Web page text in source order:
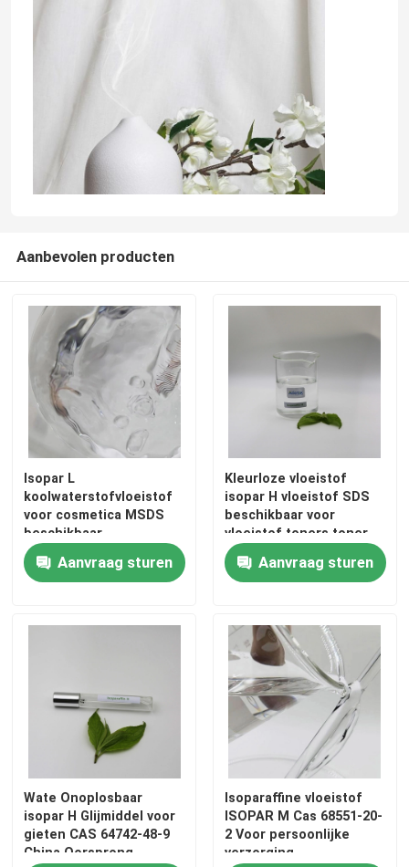
Huis
Producten
video's
Ongeveer ons
Contacteer ons
Gevallen
Aanbevolen producten
Isopar L
koolwaterstofvloeistof
voor cosmetica MSDS
beschikbaar
Aanvraag sturen
Kleurloze vloeistof
isopar H vloeistof SDS
beschikbaar voor
vloeistof toners toner
formules
Aanvraag sturen
Wate Onoplosbaar
isopar H Glijmiddel voor
gieten CAS 64742-48-9
China Oorsprong
Isoparaffine vloeistof
ISOPAR M Cas 68551-20-
2 Voor persoonlijke
verzorging